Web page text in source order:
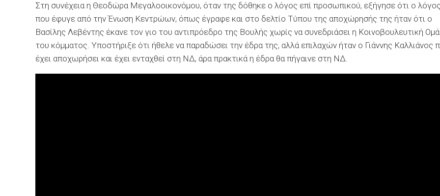
Στη συνέχεια η Θεοδώρα Μεγαλοοικονόμου, όταν της δόθηκε ο λόγος επί προσωπικού, εξήγησε ότι ο λόγος
που έφυγε από την Ένωση Κεντρώων, όπως έγραφε και στο δελτίο Τύπου της αποχώρησής της ήταν ότι ο
Βασίλης Λεβέντης έκανε τον γιο του αντιπρόεδρο της Βουλής χωρίς να συνεδριάσει η Κοινοβουλευτική
του κόμματος. Υποστήριξε ότι ήθελε να παραδώσει την έδρα της, αλλά επιλαχών ήταν ο Γιάννης Καλλιάνος
έχει αποχωρήσει και έχει ενταχθεί στη ΝΔ, άρα πρακτικά η έδρα θα πήγαινε στη ΝΔ.